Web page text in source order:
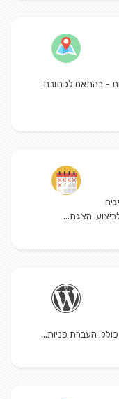
- בהתאם לכתובת
הצגת...
העברת פניות...